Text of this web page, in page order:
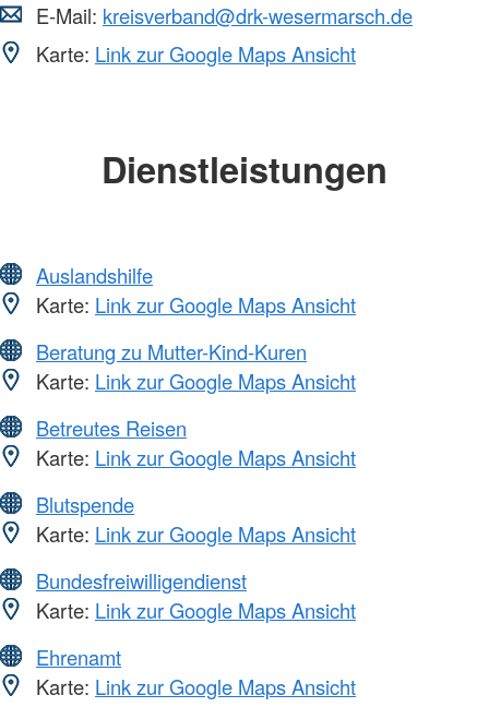
E-Mail: kreisverband@drk-wesermarsch.de
Karte: Link zur Google Maps Ansicht
Dienstleistungen
Auslandshilfe
Karte: Link zur Google Maps Ansicht
Beratung zu Mutter-Kind-Kuren
Karte: Link zur Google Maps Ansicht
Betreutes Reisen
Karte: Link zur Google Maps Ansicht
Blutspende
Karte: Link zur Google Maps Ansicht
Bundesfreiwilligendienst
Karte: Link zur Google Maps Ansicht
Ehrenamt
Karte: Link zur Google Maps Ansicht